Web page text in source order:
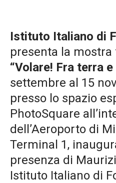
Istituto Italiano di
presenta la
“Volare! Fra terra e
settembre al 15
presso lo spazio
PhotoSquare
dell’Aeroporto di
Terminal 1,
presenza di
Istituto Italiano di